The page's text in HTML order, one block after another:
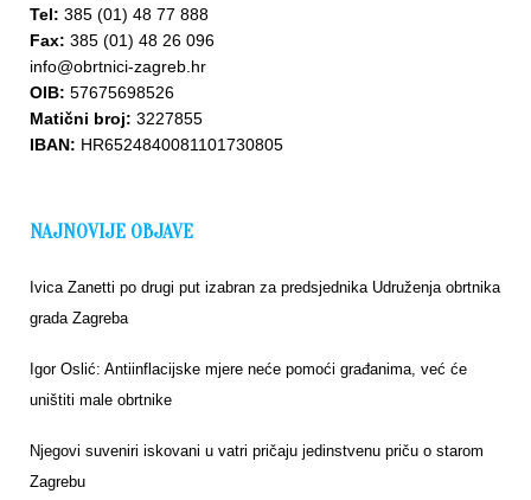
Tel: 385 (01) 48 77 888
Fax: 385 (01) 48 26 096
info@obrtnici-zagreb.hr
OIB: 57675698526
Matični broj: 3227855
IBAN: HR6524840081101730805
NAJNOVIJE OBJAVE
Ivica Zanetti po drugi put izabran za predsjednika Udruženja obrtnika
grada Zagreba
Igor Oslić: Antiinflacijske mjere neće pomoći građanima, već će
uništiti male obrtnike
Njegovi suveniri iskovani u vatri pričaju jedinstvenu priču o starom
Zagrebu